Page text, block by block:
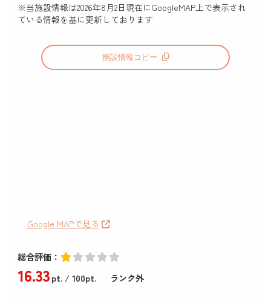
※当施設情報は2026年8月2日現在にGoogleMAP上で表示され
ている情報を基に更新しております
施設情報コピー
Google MAPで見る
総合評価：
16.33pt./ 100pt. ランク外